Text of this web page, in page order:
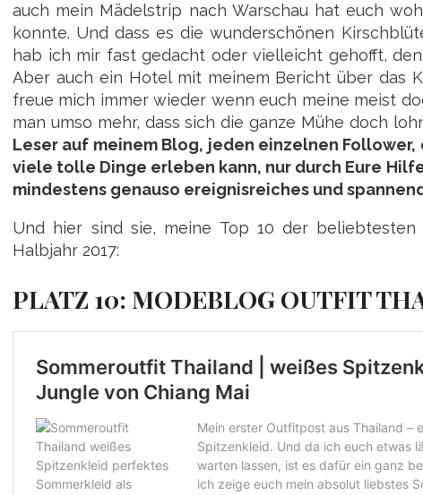
auch mein Mädelstrip nach Warschau hat euch
konnte. Und dass es die wunderschönen
hab ich mir fast gedacht oder vielleicht gehofft,
Aber auch ein Hotel mit meinem Bericht über das
freue mich immer wieder wenn euch meine meist
man umso mehr, dass sich die ganze Mühe doch
Leser auf meinem Blog, jeden einzelnen Follower,
viele tolle Dinge erleben kann, nur durch Eure
mindestens genauso ereignisreiches und
Und hier sind sie, meine Top 10 der
Halbjahr 2017:
PLATZ 10: MODEBLOG OUTFIT